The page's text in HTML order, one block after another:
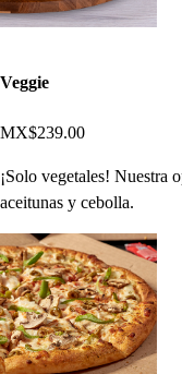
Veggie
MX$239.00
¡Solo vegetales! Nuestra
aceitunas y cebolla.